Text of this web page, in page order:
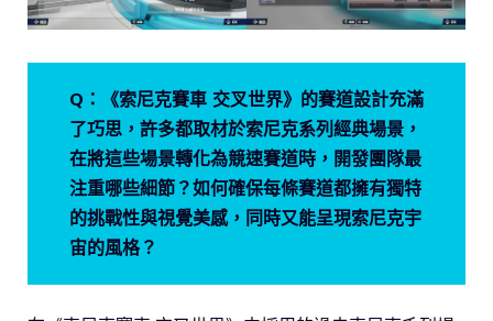
Q：《索尼克賽車 交叉世界》的賽道設計充滿
了巧思，許多都取材於索尼克系列經典場景，
在將這些場景轉化為競速賽道時，開發團隊最
注重哪些細節？如何確保每條賽道都擁有獨特
的挑戰性與視覺美感，同時又能呈現索尼克宇
宙的風格？